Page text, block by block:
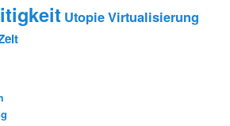
UtopieVirtualisierung